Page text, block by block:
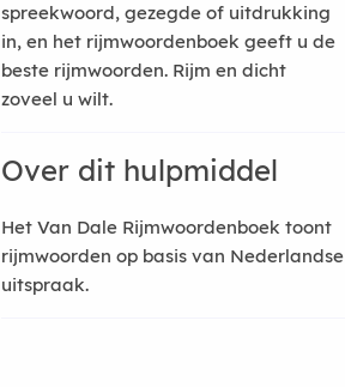
spreekwoord, gezegde of uitdrukking
in, en het rijmwoordenboek geeft u de
beste rijmwoorden. Rijm en dicht
zoveel u wilt.
Over dit hulpmiddel
Het Van Dale Rijmwoordenboek toont
rijmwoorden op basis van Nederlandse
uitspraak.